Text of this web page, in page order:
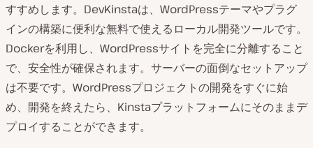
すすめします。DevKinstaは、WordPressテーマやプラグ
インの構築に便利な無料で使えるローカル開発ツールです。
Dockerを利用し、WordPressサイトを完全に分離すること
で、安全性が確保されます。サーバーの面倒なセットアップ
は不要です。WordPressプロジェクトの開発をすぐに始
め、開発を終えたら、Kinstaプラットフォームにそのままデ
プロイすることができます。